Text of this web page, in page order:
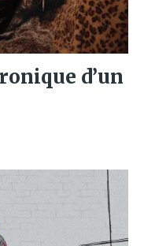
d’un